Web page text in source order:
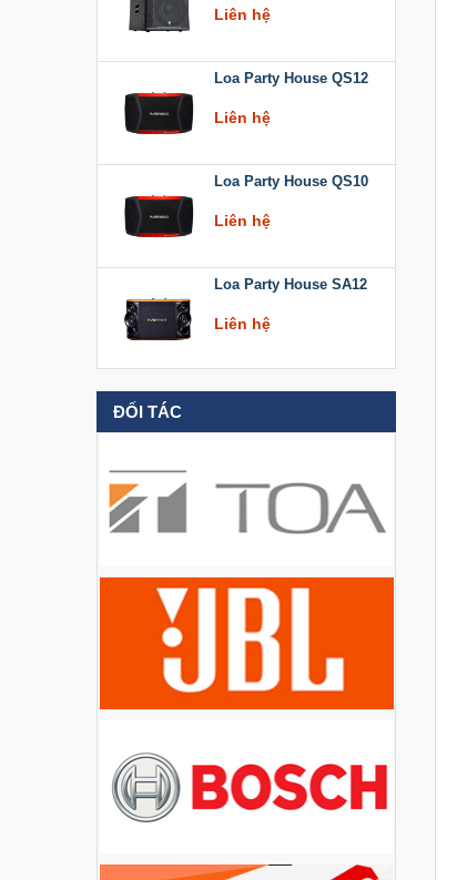
Liên hệ
Loa Party House QS12
Liên hệ
Loa Party House QS10
Liên hệ
Loa Party House SA12
Liên hệ
Loa Party House KT510
Liên hệ
Loa Party House PH12
Liên hệ
Loa Party House PH10
Loa Party House AP12
ĐỐI TÁC